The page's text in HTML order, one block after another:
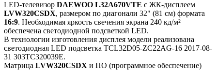
LED-телевизор DAEWOO L32A670VTE с ЖК-дисплеем
LVW320CSDX, размером по диагонали 32" (81 см) формата
16:9. Необходимая яркость свечения экрана 240 кд/м²
обеспечена светодиодной подсветкой LED.
В технологии изготовления дисплея модели реализована
светодиодная LED подсветка TCL32D05-ZC22AG-16 2017-08-
31 303TC320039E.
Матрица LVW320CSDX и ПО (программное обеспечение)